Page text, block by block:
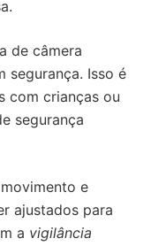
de câmera
segurança. Isso é
com crianças ou
segurança
e
ajustados para
a vigilância